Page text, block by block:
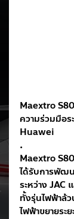
Maextro
ความร่วมมือร
Huawei
.
Maextro
ได้รับการพัฒ
ระหว่าง JAC
ทั้งรุ่นไฟฟ้าล้
ไฟฟ้าขยายระ